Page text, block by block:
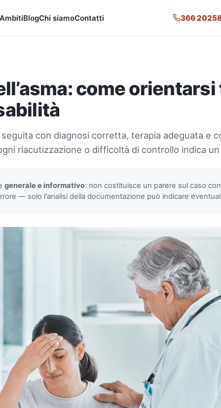
BlogChi siamoContatti 366
come
con diagnosi corretta, terapia adeguata e
riacutizzazione o difficoltà di controllo indica
generale e informativo: non costituisce un parere sul caso
— solo l'analisi della documentazione può indicare